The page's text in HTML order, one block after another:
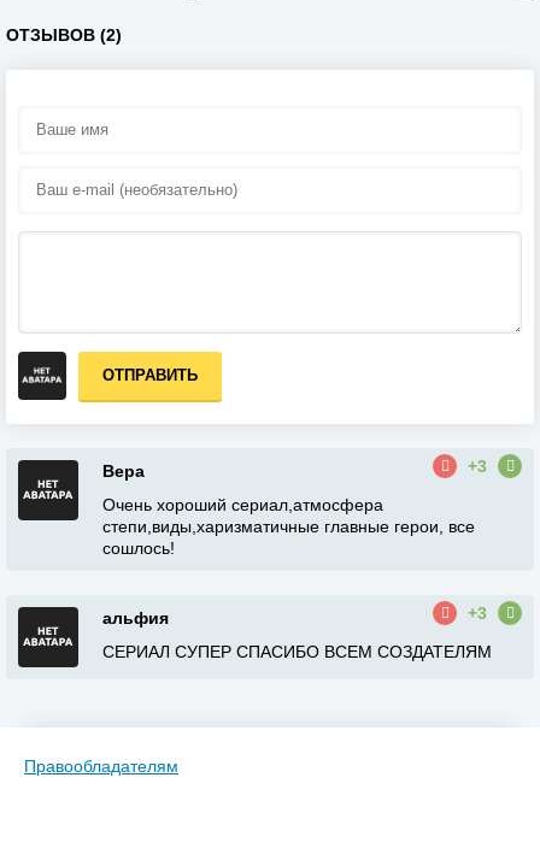
ОТЗЫВОВ (2)
ОТПРАВИТЬ
Вера
+3
Очень хороший сериал,атмосфера
степи,виды,харизматичные главные герои, все
сошлось!
альфия
+3
СЕРИАЛ СУПЕР СПАСИБО ВСЕМ СОЗДАТЕЛЯМ
Правообладателям